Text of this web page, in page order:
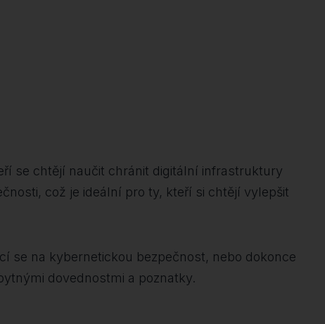
se chtějí naučit chránit digitální infrastruktury
což je ideální pro ty, kteří si chtějí vylepšit
se na kybernetickou bezpečnost, nebo dokonce
dovednostmi a poznatky.